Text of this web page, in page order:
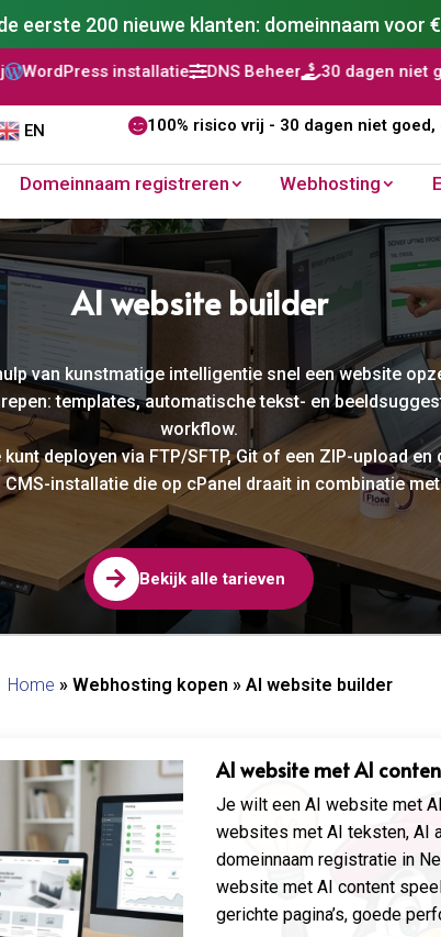
eerste 200 nieuwe klanten: domeinnaam voor
Beheer 30 dagen niet goed, geld terugAI
EN 100% risico vrij - 30 dagen niet goed,
Domeinnaam registreren Webhosting
AI website builder​
van kunstmatige intelligentie snel een website
templates, automatische tekst- en
workflow.
deployen via FTP/SFTP, Git of een ZIP-upload
installatie die op cPanel draait in combinatie
 Bekijk alle tarieven
Home » Webhosting kopen » AI website builder​
AI website met AI
Je wilt een AI website met
websites met AI teksten, AI
domeinnaam registratie in
website met AI content
gerichte pagina’s, goede